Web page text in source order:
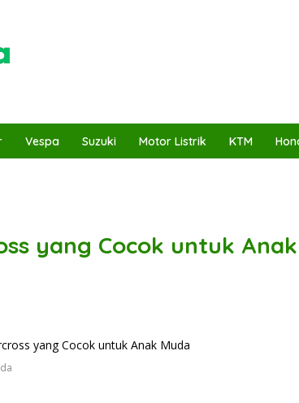
Vespa Suzuki Motor Listrik KTM
yang Cocok untuk Anak